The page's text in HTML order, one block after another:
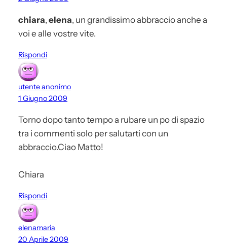
chiara, elena, un grandissimo abbraccio anche a
voi e alle vostre vite.
Rispondi
utente anonimo
1 Giugno 2009
Torno dopo tanto tempo a rubare un po di spazio
tra i commenti solo per salutarti con un
abbraccio.Ciao Matto!
Chiara
Rispondi
elenamaria
20 Aprile 2009